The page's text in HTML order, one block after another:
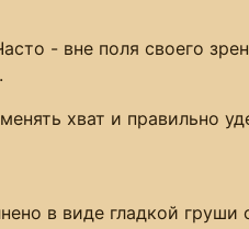
- вне поля своего
хват и правильно
в виде гладкой